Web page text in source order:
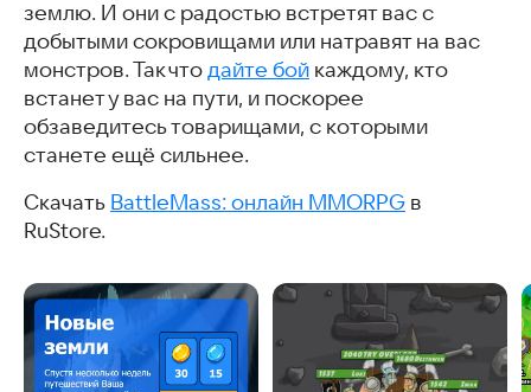
землю. И они с радостью встретят вас с
добытыми сокровищами или натравят на вас
монстров. Так что дайте бой каждому, кто
встанет у вас на пути, и поскорее
обзаведитесь товарищами, с которыми
станете ещё сильнее.
Скачать BattleMass: онлайн MMORPG в
RuStore.